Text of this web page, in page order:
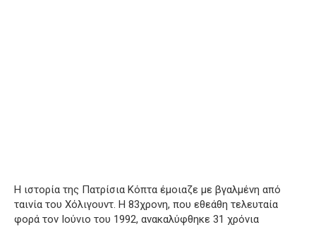
Η ιστορία της Πατρίσια Κόπτα έμοιαζε με βγαλμένη από
ταινία του Χόλιγουντ. Η 83χρονη, που εθεάθη τελευταία
φορά τον Ιούνιο του 1992, ανακαλύφθηκε 31 χρόνια